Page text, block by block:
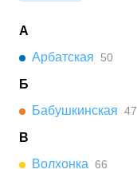
А
Арбатская
50
Б
Бабушкинская 47
В
Волхонка 66